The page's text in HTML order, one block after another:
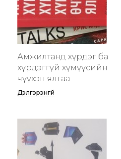
Амжилтанд хүрдэг ба
хүрдэггүй хүмүүсийн
өчүүхэн ялгаа
Дэлгэрэнгүй